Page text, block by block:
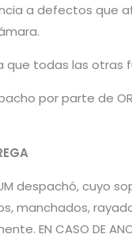
a defectos que
todas las
por parte de
despachó,
DE